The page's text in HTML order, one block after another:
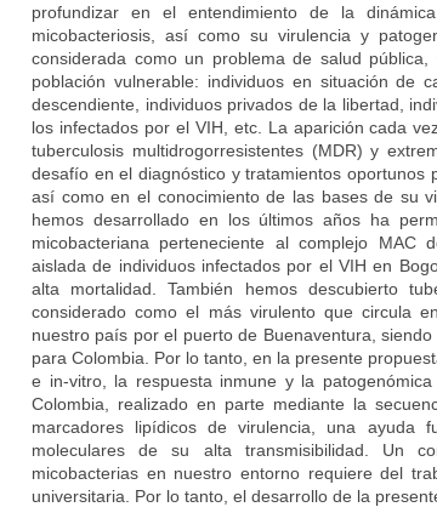
profundizar en el entendimiento de la
micobacteriosis, así como su virulencia y
considerada como un problema de salud
población vulnerable: individuos en situación de
descendiente, individuos privados de la libertad,
los infectados por el VIH, etc. La aparición cada
tuberculosis multidrogorresistentes (MDR) y
desafío en el diagnóstico y tratamientos oportunos
así como en el conocimiento de las bases de su
hemos desarrollado en los últimos años ha
micobacteriana perteneciente al complejo MAC
aislada de individuos infectados por el VIH en
alta mortalidad. También hemos descubierto
considerado como el más virulento que circula
nuestro país por el puerto de Buenaventura,
para Colombia. Por lo tanto, en la presente
e in-vitro, la respuesta inmune y la
Colombia, realizado en parte mediante la
marcadores lipídicos de virulencia, una ayuda
moleculares de su alta transmisibilidad. Un
micobacterias en nuestro entorno requiere del
universitaria. Por lo tanto, el desarrollo de la